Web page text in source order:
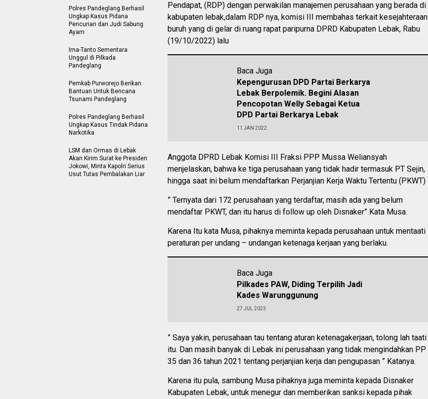
Pendapat, (RDP) dengan perwakilan manajemen perusahaan yang berada di
kabupaten lebak,dalam RDP nya, komisi III membahas terkait kesejahteraan
buruh yang di gelar di ruang rapat paripurna DPRD Kabupaten Lebak, Rabu
(19/10/2022) lalu
Baca Juga
Kepengurusan DPD Partai Berkarya
Lebak Berpolemik. Begini Alasan
Pencopotan Welly Sebagai Ketua
DPD Partai Berkarya Lebak
11 JAN 2022
Anggota DPRD Lebak Komisi III Fraksi PPP Mussa Weliansyah
menjelaskan, bahwa ke tiga perusahaan yang tidak hadir termasuk PT Sejin,
hingga saat ini belum mendaftarkan Perjanjian Kerja Waktu Tertentu (PKWT)
” Ternyata dari 172 perusahaan yang terdaftar, masih ada yang belum
mendaftar PKWT, dan itu harus di follow up oleh Disnaker” Kata Musa.
Karena Itu kata Musa, pihaknya meminta kepada perusahaan untuk mentaati
peraturan per undang – undangan ketenaga kerjaan yang berlaku.
Baca Juga
Pilkades PAW, Diding Terpilih Jadi
Kades Warunggunung
27 JUL 2023
” Saya yakin, perusahaan tau tentang aturan ketenagakerjaan, tolong lah taati
itu. Dan masih banyak di Lebak ini perusahaan yang tidak mengindahkan PP
35 dan 36 tahun 2021 tentang perjanjian kerja dan pengupasan ” Katanya.
Karena itu pula, sambung Musa pihaknya juga meminta kepada Disnaker
Kabupaten Lebak, untuk menegur dan memberikan sanksi kepada pihak
Polres Pandeglang Berhasil
Ungkap Kasus Pidana
Pencurian dan Judi Sabung
Ayam
Irna-Tanto Sementara
Unggul di Pilkada
Pandeglang
Pemkab Purworejo Berikan
Bantuan Untuk Bencana
Tsunami Pandeglang
Polres Pandeglang Berhasil
Ungkap Kasus Tindak Pidana
Narkotika
LSM dan Ormas di Lebak
Akan Kirim Surat ke Presiden
Jokowi, Minta Kapolri Serius
Usut Tutas Pembalakan Liar